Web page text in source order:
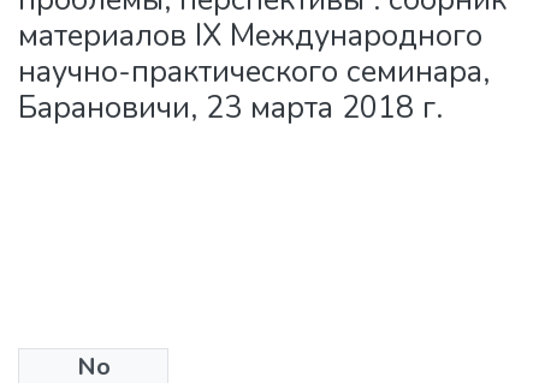
материалов IX Международного
научно-практического семинара,
Барановичи, 23 марта 2018 г.
No